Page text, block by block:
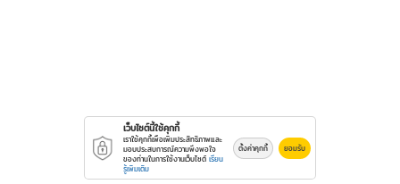
เว็บไซต์นี้ใช้คุกกี้
เราใช้คุกกี้เพื่อเพิ่มประสิทธิภาพและ
มอบประสบการณ์ความพึงพอใจ
ของท่านในการใช้งานเว็บไซต์ เรียน
รู้เพิ่มเติม
ตั้งค่าคุกกี้ ยอมรับ